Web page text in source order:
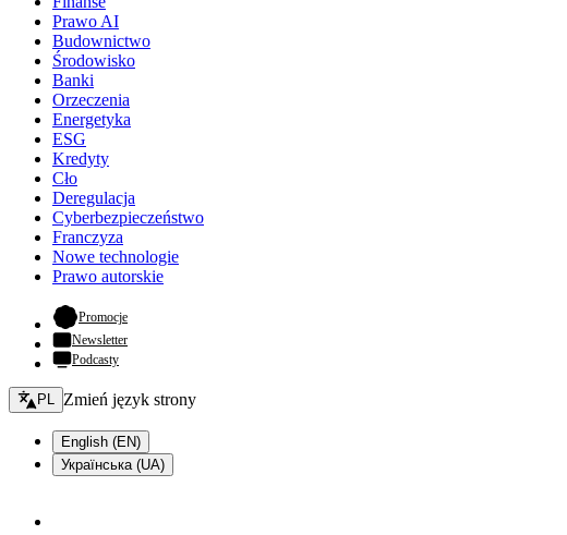
Prawo AI
Budownictwo
Środowisko
Banki
Orzeczenia
Energetyka
ESG
Kredyty
Cło
Deregulacja
Cyberbezpieczeństwo
Franczyza
Nowe technologie
Prawo autorskie
Promocje- otwiera się w nowej karcie
Newsletter
Podcasty
Zmień język - bieżący:
PL Zmień język strony
English (EN)
Українська (UA)